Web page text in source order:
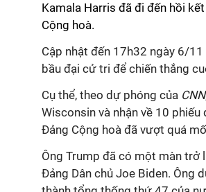
Kamala Harris đã đi đến hồi
Cộng hoà.
Cập nhật đến 17h32 ngày 6/
bầu đại cử tri để chiến thắng
Cụ thể, theo dự phóng của CNN
Wisconsin và nhận về 10
Đảng Cộng hoà đã vượt quá
Ông Trump đã có một màn
Đảng Dân chủ Joe Biden. Ông